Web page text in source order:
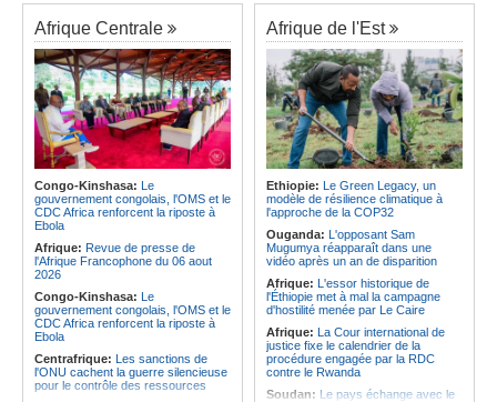
Afrique:Les Africains en première
ligne face à la crise de la biodiversité
Afrique:L'essor historique de
l'Éthiopie met à mal la campagne
d'hostilité menée par Le Caire
Afrique:La Cour international de
justice fixe le calendrier de la
procédure engagée par la RDC
contre le Rwanda
Afrique:Visite du Président de la
République et de la Première Dame
à Yamoussoukro
Afrique:Le Forum de
l'entrepreneuriat de Sept Afrique se
veut une plateforme de mobilisation
des investissements
Angola:Jiu-jitsu - Le pays
décroche une troisième médaille à
Abou Dabi
Afrique:Ju-Jitsu - La délégation
angolaise reçue par l'ambassadeur
d'Angola aux Émirats arabes unis
Angola:Une expédition automobile
favorise le tourisme à Humpata
Angola:La WAS-AC souhaite
collaborer avec le pays pour
stimuler l'aquaculture
Afrique:Un groupe parlementaire
se penche sur le rôle des femmes
dans l'interaction avec les
communautés
Afrique Centrale
Congo-Kinshasa: Le
gouvernement congolais, l'OMS et le
CDC Africa renforcent la riposte à
Ebola
Afrique: Revue de presse de
l'Afrique Francophone du 06 aout
2026
Congo-Kinshasa: Le
gouvernement congolais, l'OMS et le
CDC Africa renforcent la riposte à
Ebola
Centrafrique: Les sanctions de
l'ONU cachent la guerre silencieuse
pour le contrôle des ressources
Afrique de l'Est
Ethiopie: Le Green Legacy, un
modèle de résilience climatique à
l'approche de la COP32
Ouganda: L'opposant Sam
Mugumya réapparaît dans une
vidéo après un an de disparition
Afrique: L'essor historique de
l'Éthiopie met à mal la campagne
d'hostilité menée par Le Caire
Afrique: La Cour international de
justice fixe le calendrier de la
procédure engagée par la RDC
contre le Rwanda
Soudan: Le pays échange avec le